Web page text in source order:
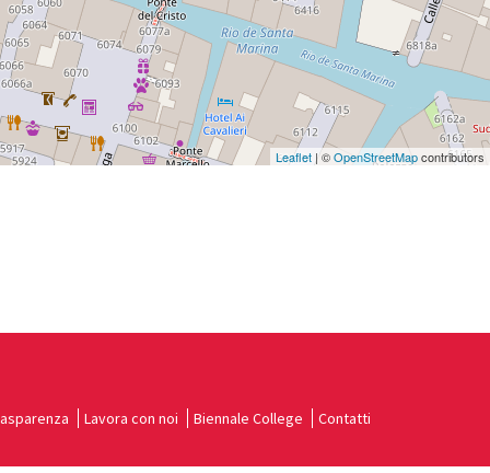
Leaflet | ©OpenStreetMapcontributors
Lavora con noi Biennale College Contatti